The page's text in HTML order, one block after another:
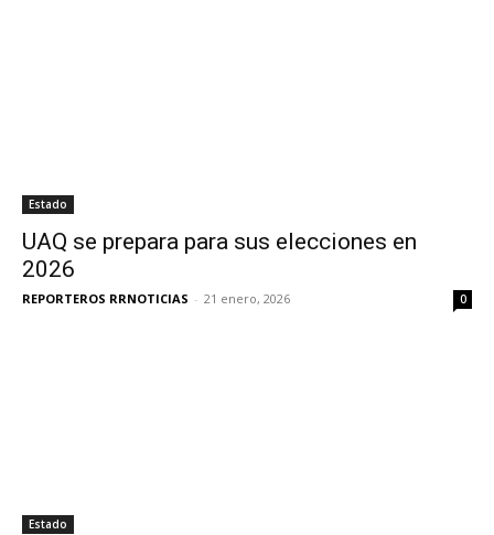
Estado
UAQ se prepara para sus elecciones en
2026
REPORTEROS RRNOTICIAS - 21 enero, 2026 0
Estado